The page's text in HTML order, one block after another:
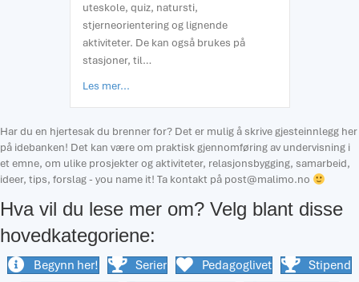
uteskole, quiz, natursti,
stjerneorientering og lignende
aktiviteter. De kan også brukes på
stasjoner, til…
Les mer...about Flervalgsoppgaver for natursti, quiz,
Har du en hjertesak du brenner for? Det er mulig å skrive gjesteinnlegg her
på idebanken! Det kan være om praktisk gjennomføring av undervisning i
et emne, om ulike prosjekter og aktiviteter, relasjonsbygging, samarbeid,
ideer, tips, forslag - you name it! Ta kontakt på post@malimo.no
Hva vil du lese mer om? Velg blant disse
hovedkategoriene:
Begynn her! Serier Pedagoglivet
Stipend